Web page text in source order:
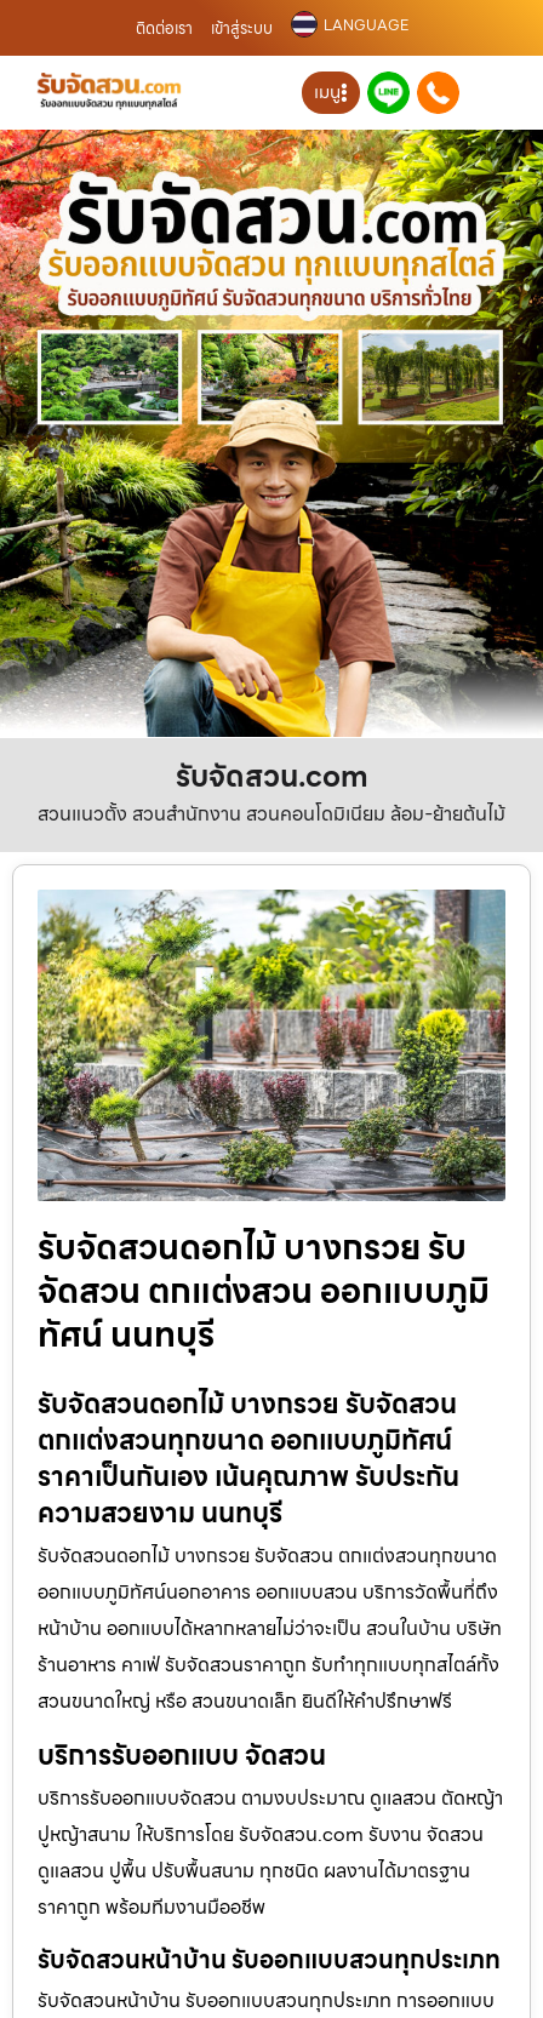
ติดต่อเรา เข้าสู่ระบบ LANGUAGE
เมนู
รับจัดสวน.com
สวนแนวตั้ง สวนสำนักงาน สวนคอนโดมิเนียม ล้อม-ย้ายต้นไม้
รับจัดสวนดอกไม้ บางกรวย รับ
จัดสวน ตกแต่งสวน ออกแบบภูมิ
ทัศน์ นนทบุรี
รับจัดสวนดอกไม้ บางกรวย รับจัดสวน
ตกแต่งสวนทุกขนาด ออกแบบภูมิทัศน์
ราคาเป็นกันเอง เน้นคุณภาพ รับประกัน
ความสวยงาม นนทบุรี
รับจัดสวนดอกไม้ บางกรวย รับจัดสวน ตกแต่งสวนทุกขนาด
ออกแบบภูมิทัศน์นอกอาคาร ออกแบบสวน บริการวัดพื้นที่ถึง
หน้าบ้าน ออกแบบได้หลากหลายไม่ว่าจะเป็น สวนในบ้าน บริษัท
ร้านอาหาร คาเฟ่ รับจัดสวนราคาถูก รับทำทุกแบบทุกสไตล์ทั้ง
สวนขนาดใหญ่ หรือ สวนขนาดเล็ก ยินดีให้คำปรึกษาฟรี
บริการรับออกแบบ จัดสวน
บริการรับออกแบบจัดสวน ตามงบประมาณ ดูเเลสวน ตัดหญ้า
ปูหญ้าสนาม ให้บริการโดย รับจัดสวน.com รับงาน จัดสวน
ดูแลสวน ปูพื้น ปรับพื้นสนาม ทุกชนิด ผลงานได้มาตรฐาน
ราคาถูก พร้อมทีมงานมืออชีพ
รับจัดสวนหน้าบ้าน รับออกแบบสวนทุกประเภท
รับจัดสวนหน้าบ้าน รับออกแบบสวนทุกประเภท การออกแบบ